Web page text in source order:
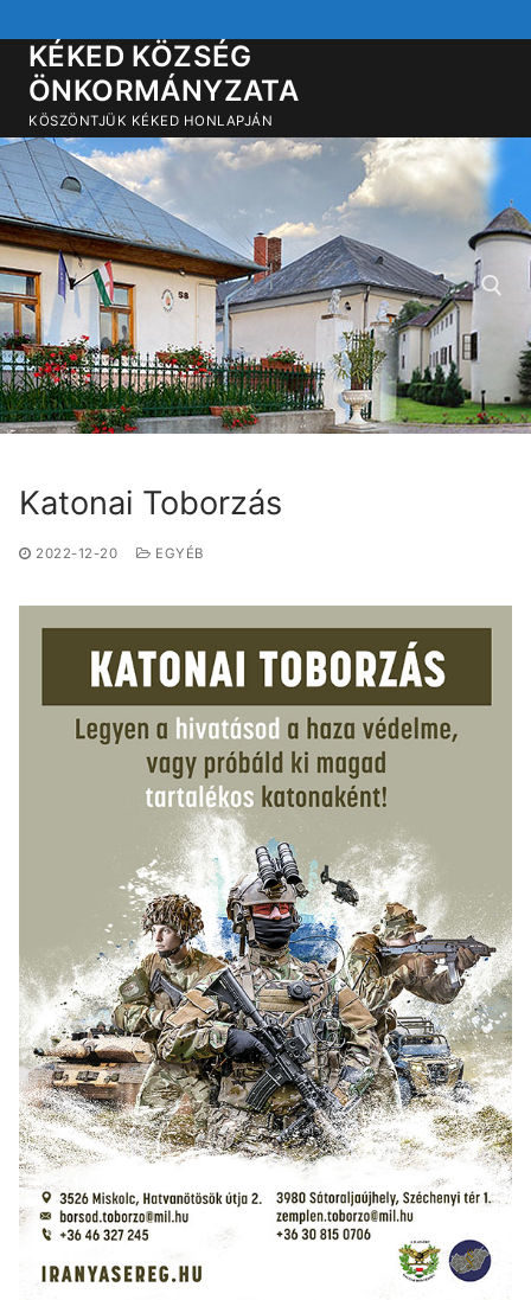
a
tartalomra
KÉKED KÖZSÉG
ÖNKORMÁNYZATA
KÖSZÖNTJÜK KÉKED HONLAPJÁN
Keresése:
Katonai Toborzás
2022-12-20 EGYÉB